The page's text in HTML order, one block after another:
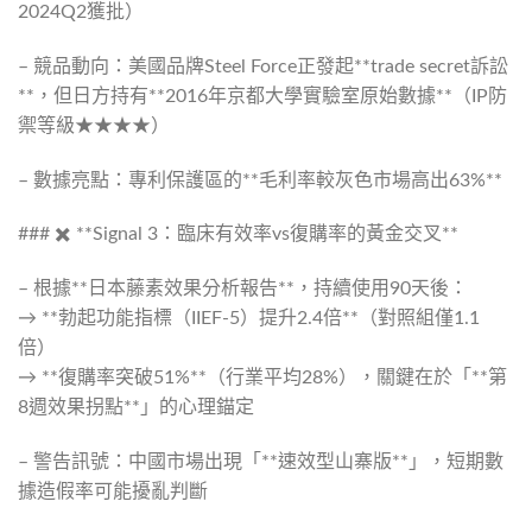
2024Q2獲批）
– 競品動向：美國品牌Steel Force正發起**trade secret訴訟
**，但日方持有**2016年京都大學實驗室原始數據**（IP防
禦等級★★★★）
– 數據亮點：專利保護區的**毛利率較灰色市場高出63%**
### ✖️ **Signal 3：臨床有效率vs復購率的黃金交叉**
– 根據**日本藤素效果分析報告**，持續使用90天後：
→ **勃起功能指標（IIEF-5）提升2.4倍**（對照組僅1.1
倍）
→ **復購率突破51%**（行業平均28%），關鍵在於「**第
8週效果拐點**」的心理錨定
– 警告訊號：中國市場出現「**速效型山寨版**」，短期數
據造假率可能擾亂判斷